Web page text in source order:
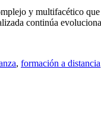
y multifacético
continúa
, formación a distancia